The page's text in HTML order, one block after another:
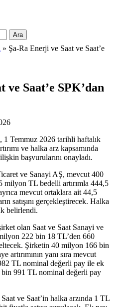
Ara
» Şa-Ra Enerji ve Saat ve Saat’e
ve Saat’e SPK’dan
1 Temmuz 2026 tarihli haftalık
ve halka arz kapsamında
başvurularını onayladı.
ve Sanayi AŞ, mevcut 400
TL bedelli artırımla 444,5
mevcut ortaklara ait 44,5
satışını gerçekleştirecek. Halka
belirlendi.
olan Saat ve Saat Sanayi ve
222 bin 18 TL’den 660
Şirketin 40 milyon 166 bin
artırımının yanı sıra mevcut
TL nominal değerli pay ile ek
bin 991 TL nominal değerli pay
ve Saat’in halka arzında 1 TL